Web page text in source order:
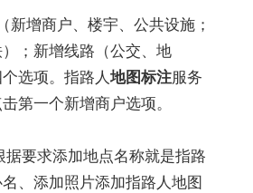
新增商户、楼宇、公共设施；
；新增线路（公交、地
选项。指路人地图标注服务
第一个新增商户选项。
据要求添加地点名称就是指路
、添加照片添加指路人地图